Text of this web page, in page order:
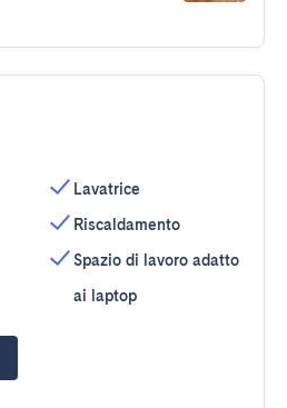
Lavatrice
Riscaldamento
Spazio di lavoro adatto
ai laptop